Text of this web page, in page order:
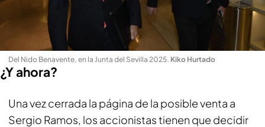
Del Nido Benavente, en la Junta del Sevilla 2025. Kiko Hurtado
¿Y ahora?
Una vez cerrada la página de la posible venta a
Sergio Ramos, los accionistas tienen que decidir